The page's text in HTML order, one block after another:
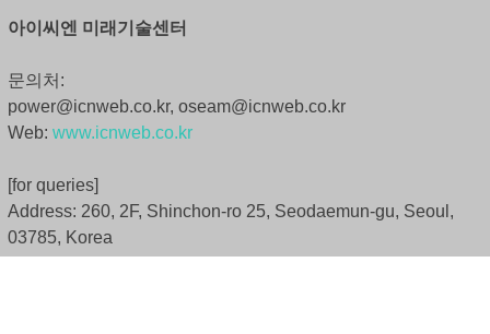
아이씨엔 미래기술센터
문의처:
power@icnweb.co.kr, oseam@icnweb.co.kr
Web: www.icnweb.co.kr
[for queries]
Address: 260, 2F, Shinchon-ro 25, Seodaemun-gu, Seoul,
03785, Korea